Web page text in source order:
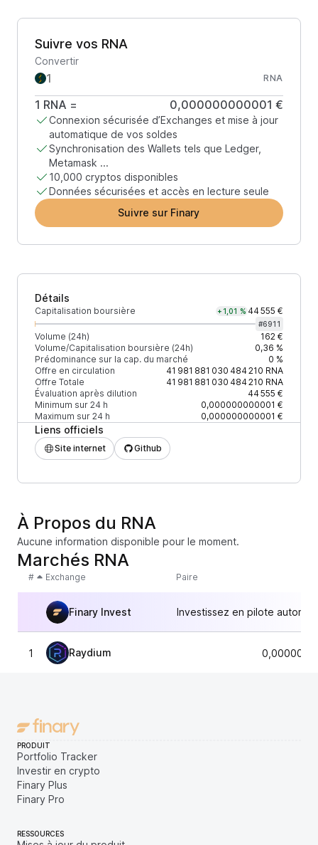
Suivre vos RNA
Convertir
RNA
1 RNA = 0,000000000001 €
Connexion sécurisée d’Exchanges et mise à jour
automatique de vos soldes
Synchronisation des Wallets tels que Ledger,
Metamask ...
10,000 cryptos disponibles
Données sécurisées et accès en lecture seule
Suivre sur Finary
Détails
Capitalisation boursière +1,01 % 44 555 €
#6911
Volume (24h)
162 €
Volume/Capitalisation boursière (24h)
0,36 %
Prédominance sur la cap. du marché
0 %
Offre en circulation
41 981 881 030 484 210 RNA
Offre Totale
41 981 881 030 484 210 RNA
Évaluation après dilution
44 555 €
Minimum sur 24 h
0,000000000001 €
Maximum sur 24 h
0,000000000001 €
Liens officiels
Site internet Github
À Propos du RNA
Aucune information disponible pour le moment.
Marchés RNA
# Exchange Paire
Finary Invest Investissez en pilote
1 Raydium
PRODUIT
Portfolio Tracker
Investir en crypto
Finary Plus
Finary Pro
RESSOURCES